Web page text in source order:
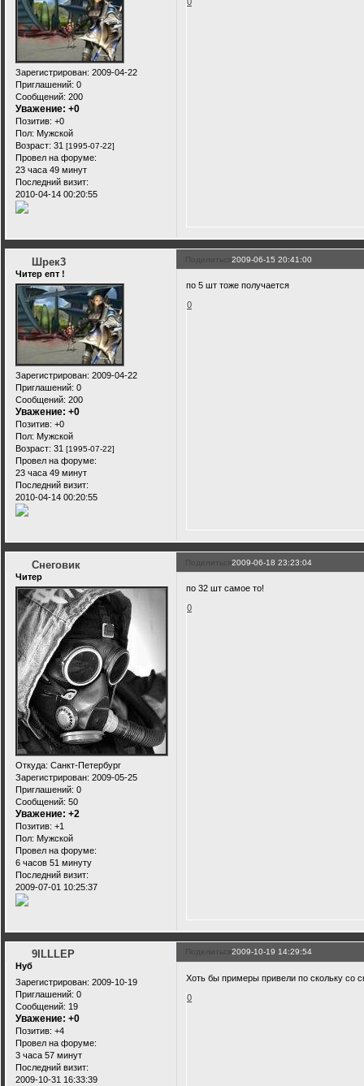
Зарегистрирован: 2009-04-22
Приглашений: 0
Сообщений: 200
Уважение: +0
Позитив: +0
Пол: Мужской
Возраст: 31 [1995-07-22]
Провел на форуме:
23 часа 49 минут
Последний визит:
2010-04-14 00:20:55
Поделиться2009-06-15 20:41:00
Шрек3
Читер епт !
Зарегистрирован: 2009-04-22
Приглашений: 0
Сообщений: 200
Уважение: +0
Позитив: +0
Пол: Мужской
Возраст: 31 [1995-07-22]
Провел на форуме:
23 часа 49 минут
Последний визит:
2010-04-14 00:20:55
по 5 шт тоже получается
0
Поделиться2009-06-18 23:23:04
Снеговик
Читер
Откуда: Санкт-Петербург
Зарегистрирован: 2009-05-25
Приглашений: 0
Сообщений: 50
Уважение: +2
Позитив: +1
Пол: Мужской
Провел на форуме:
6 часов 51 минуту
Последний визит:
2009-07-01 10:25:37
по 32 шт самое то!
0
Поделиться2009-10-19 14:29:54
9ILLLEP
Нуб
Зарегистрирован: 2009-10-19
Приглашений: 0
Сообщений: 19
Уважение: +0
Позитив: +4
Провел на форуме:
3 часа 57 минут
Последний визит:
2009-10-31 16:33:39
Хоть бы примеры привели по скольку со
0